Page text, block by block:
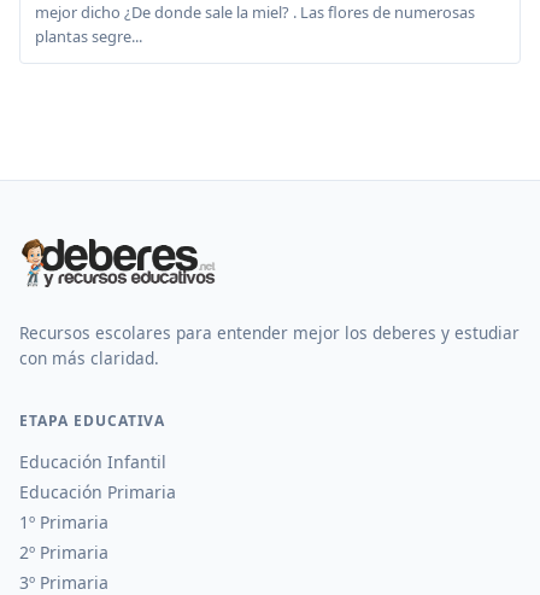
mejor dicho ¿De donde sale la miel? . Las flores de numerosas
plantas segre...
Recursos escolares para entender mejor los deberes y estudiar
con más claridad.
ETAPA EDUCATIVA
Educación Infantil
Educación Primaria
1º Primaria
2º Primaria
3º Primaria